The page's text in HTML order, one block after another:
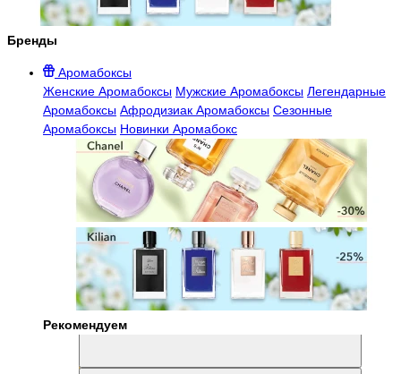
Бренды
Аромабоксы
Женские Аромабоксы Мужские Аромабоксы Легендарные
Аромабоксы Афродизиак Аромабоксы Сезонные
Аромабоксы Новинки Аромабокс
Рекомендуем